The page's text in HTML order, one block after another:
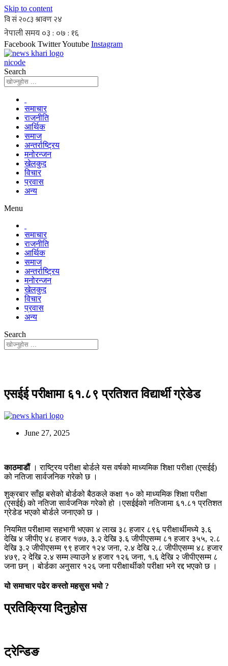
Skip to content
Facebook TwitterYoutube Instagram
nicode
Search
समाचार
राजनीति
आर्थिक
समाज
अन्तर्राष्ट्रिय
मनोरन्जन
खेलकुद
विचार
प्रवास
अन्य
Menu
समाचार
राजनीति
आर्थिक
समाज
अन्तर्राष्ट्रिय
मनोरन्जन
खेलकुद
विचार
प्रवास
अन्य
Search
एसईई परीक्षामा ६१.८९ प्रतिशत विद्यार्थी ग्रेडेड
June 27, 2025
काठमाडौं। राष्ट्रिय परीक्षा बोर्डले यस वर्षको माध्यमिक शिक्षा परीक्षा (एसईई)
को नतिजा सार्वजनिक गरेको छ ।
शुक्रबार साँझ बसेको बोर्डको बैठकले कक्षा १० को माध्यमिक शिक्षा परीक्षा
(एसईई) को नतिजा सार्वजनिक गरेको हो ।एसईईको नतिजामा ६१.८१ प्रतिशत
ग्रेडेड भएको बोर्डले जनाएको छ ।
नियमित परीक्षामा सहभागी भएका ४ लाख ३८ हजार ८९६ परीक्षार्थीमध्ये ३.६
देखि ४ जीपीए ४८ हजार १७७, ३.२ देखि ३.६ जीपीएसम्म ८१ हजार ३५५, २.८
देखि ३.२ जीपीएसम्म ९९ हजार १२४ जना, २.४ देखि २.८ जीपीएसम्म ४८ हजार
४७९, २ देखि २.४ सम्म ल्याउने ४ हजार १२६ जना, १.६ देखि २ जीपीएसम्म ८
जना छन् । बोर्डका अनुसार १२६ जना परीक्षार्थीको परीक्षा भने रद्द भएको छ ।
यो समाचार पढेर कस्तो महसुस भयो ?
प्रतिक्रिया दिनुहोस
ट्रेन्डिङ